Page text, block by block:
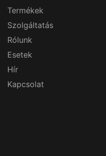
Termékek
Szolgáltatás
Rólunk
Esetek
Hír
Kapcsolat